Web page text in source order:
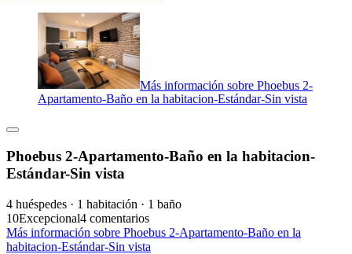
Más información sobre Phoebus 2-
Apartamento-Baño en la habitacion-Estándar-Sin vista
Phoebus 2-Apartamento-Baño en la habitacion-
Estándar-Sin vista
4 huéspedes · 1 habitación · 1 baño
10Excepcional4 comentarios
Más información sobre Phoebus 2-Apartamento-Baño en la
habitacion-Estándar-Sin vista